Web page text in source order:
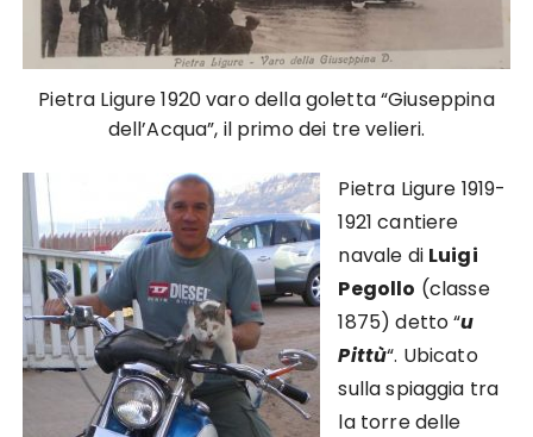
Pietra Ligure 1920 varo della goletta “Giuseppina
dell’Acqua”, il primo dei tre velieri.
Pietra Ligure 1919-
1921 cantiere
navale di Luigi
Pegollo (classe
1875) detto “u
Pittù“. Ubicato
sulla spiaggia tra
la torre delle